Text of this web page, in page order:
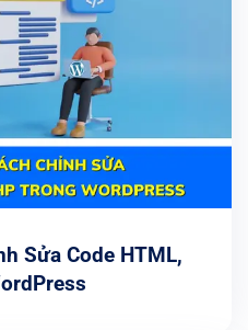
Sửa Code HTML,